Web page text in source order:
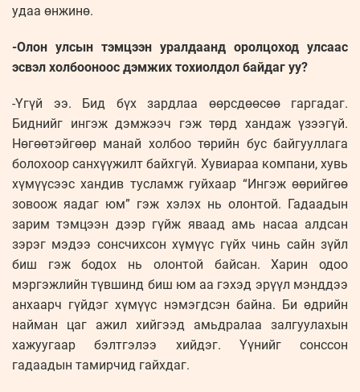
удаа өнжинө.
-Олон улсын тэмцээн уралдаанд оролцоход улсаас
эсвэл холбооноос дэмжих тохиолдол байдаг уу?
-Үгүй ээ. Бид бүх зардлаа өөрсдөөсөө гаргадаг.
Биднийг ингэж дэмжээч гэж төрд хандаж үзээгүй.
Нөгөөтэйгөөр манай холбоо төрийн бус байгууллага
болохоор санхүүжилт байхгүй. Хувиараа компани, хувь
хүмүүсээс хандив тусламж гуйхаар “Ингэж өөрийгөө
зовоож яадаг юм” гэж хэлэх нь олонтой. Гадаадын
зарим тэмцээн дээр гүйж яваад амь насаа алдсан
зэрэг мэдээ сонсчихсон хүмүүс гүйх чинь сайн зүйл
биш гэж бодох нь олонтой байсан. Харин одоо
мэргэжлийн түвшинд биш юм аа гэхэд эрүүл мэнддээ
анхаарч гүйдэг хүмүүс нэмэгдсэн байна. Би өдрийн
найман цаг ажил хийгээд амьдралаа залгуулахын
хажуугаар бэлтгэлээ хийдэг. Үүнийг сонссон
гадаадын тамирчид гайхдаг.